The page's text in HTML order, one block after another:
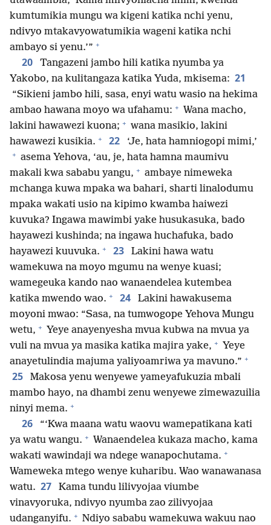
kumtumikia mungu wa kigeni katika nchi yenu,
ndivyo mtakavyowatumikia wageni katika nchi
ambayo si yenu.’” +
20
Tangazeni jambo hili katika nyumba ya
Yakobo, na kulitangaza katika Yuda, mkisema: 21
“Sikieni jambo hili, sasa, enyi watu wasio na hekima
ambao hawana moyo wa ufahamu: + Wana macho,
lakini hawawezi kuona; + wana masikio, lakini
hawawezi kusikia. + 22 ‘Je, hata hamniogopi mimi,’
+ asema Yehova, ‘au, je, hata hamna maumivu
makali kwa sababu yangu, + ambaye nimeweka
mchanga kuwa mpaka wa bahari, sharti linalodumu
mpaka wakati usio na kipimo kwamba haiwezi
kuvuka? Ingawa mawimbi yake husukasuka, bado
hayawezi kushinda; na ingawa huchafuka, bado
hayawezi kuuvuka. + 23
Lakini hawa watu
wamekuwa na moyo mgumu na wenye kuasi;
wamegeuka kando nao wanaendelea kutembea
katika mwendo wao. + 24
Lakini hawakusema
moyoni mwao: “Sasa, na tumwogope Yehova Mungu
wetu, + Yeye anayenyesha mvua kubwa na mvua ya
vuli na mvua ya masika katika majira yake, + Yeye
anayetulindia majuma yaliyoamriwa ya mavuno.” +
25
Makosa yenu wenyewe yameyafukuzia mbali
mambo hayo, na dhambi zenu wenyewe zimewazuilia
ninyi mema. +
26
“‘Kwa maana watu waovu wamepatikana kati
ya watu wangu. + Wanaendelea kukaza macho, kama
wakati wawindaji wa ndege wanapochutama. +
Wameweka mtego wenye kuharibu. Wao wanawanasa
watu. 27
Kama tundu lilivyojaa viumbe
vinavyoruka, ndivyo nyumba zao zilivyojaa
udanganyifu. + Ndiyo sababu wamekuwa wakuu nao